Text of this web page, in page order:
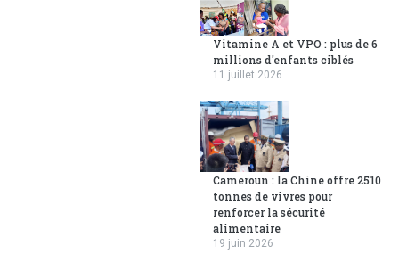
Vitamine A et VPO : plus de 6
millions d'enfants ciblés
11 juillet 2026
Cameroun : la Chine offre 2510
tonnes de vivres pour
renforcer la sécurité
alimentaire
19 juin 2026